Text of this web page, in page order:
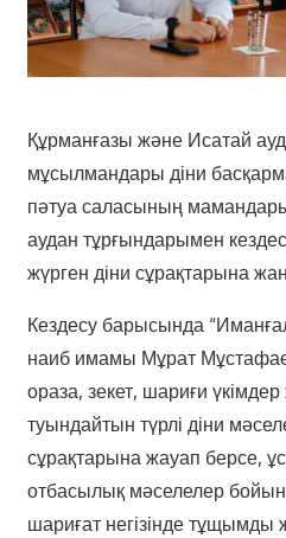
Құрманғазы және Исатай
мұсылмандары діни
пәтуа саласының
аудан тұрғындарымен
жүрген діни сұрақтарына
Кездесу барысында
наиб имамы Мұрат
ораза, зекет, шариғи үкімдер
туындайтын түрлі діни
сұрақтарына жауап берсе,
отбасылық мәселелер
шариғат негізінде тұщымды